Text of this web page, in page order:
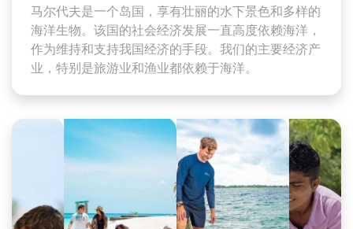
马尔代夫是一个岛国，享有壮丽的水下景色和多样的
海洋生物。该国的社会经济发展一直高度依赖海洋，
作为维持和支持我国经济的手段。我们的主要经济产
业，特别是旅游业和渔业都依赖于海洋。